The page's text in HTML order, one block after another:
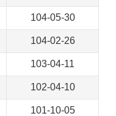
104-05-30
104-02-26
103-04-11
102-04-10
101-10-05